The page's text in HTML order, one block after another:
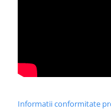
Informatii conformitate